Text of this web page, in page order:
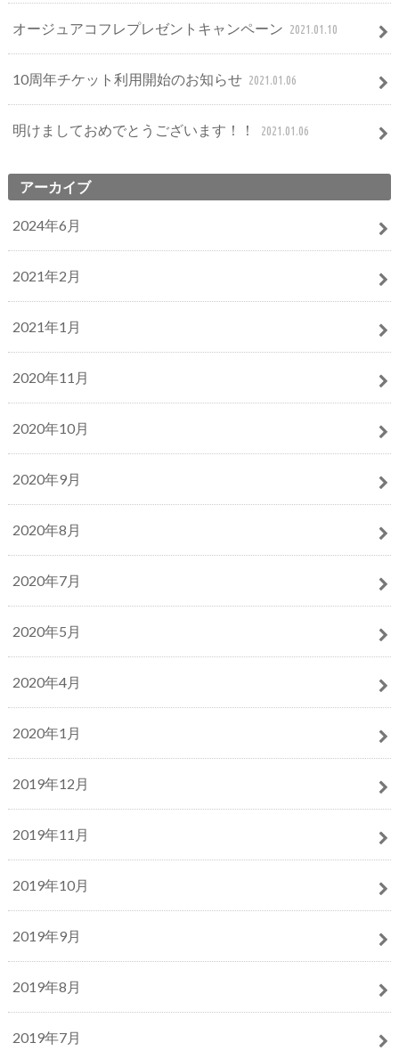
オージュアコフレプレゼントキャンペーン 2021.01.10
10周年チケット利用開始のお知らせ 2021.01.06
明けましておめでとうございます！！ 2021.01.06
アーカイブ
2024年6月
2021年2月
2021年1月
2020年11月
2020年10月
2020年9月
2020年8月
2020年7月
2020年5月
2020年4月
2020年1月
2019年12月
2019年11月
2019年10月
2019年9月
2019年8月
2019年7月